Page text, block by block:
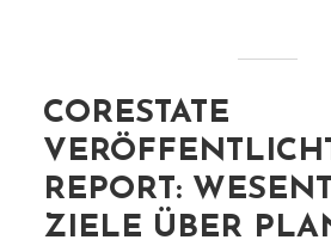
CORESTATE
REPORT:
ZIELE ÜBER